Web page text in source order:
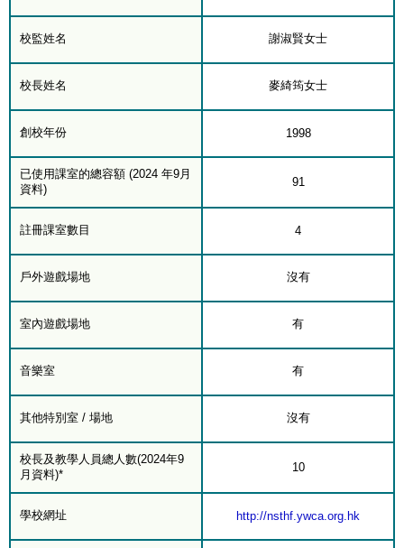
校監姓名 謝淑賢女士
校長姓名 麥綺筠女士
創校年份 1998
已使用課室的總容額 (2024 年9月
資料)
91
註冊課室數目 4
戶外遊戲場地 沒有
室內遊戲場地 有
音樂室 有
其他特別室 / 場地 沒有
校長及教學人員總人數(2024年9
月資料)*
10
學校網址 http://nsthf.ywca.org.hk